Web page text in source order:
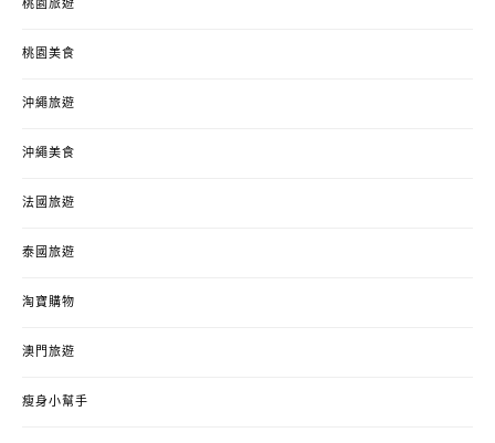
桃園旅遊
桃園美食
沖繩旅遊
沖繩美食
法國旅遊
泰國旅遊
淘寶購物
澳門旅遊
瘦身小幫手